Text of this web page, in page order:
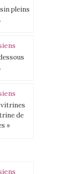
pleins
vitrines
de
»